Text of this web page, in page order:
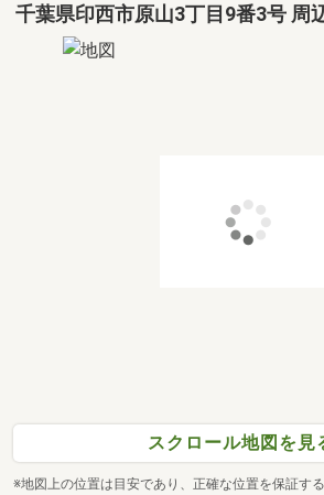
千葉県印西市原山3丁目9番3号 周
スクロール地図を見
※地図上の位置は目安であり、正確な位置を保証す